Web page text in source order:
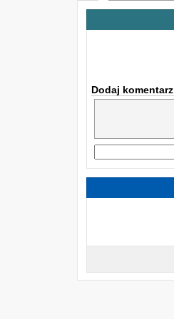
Dodaj komentarz